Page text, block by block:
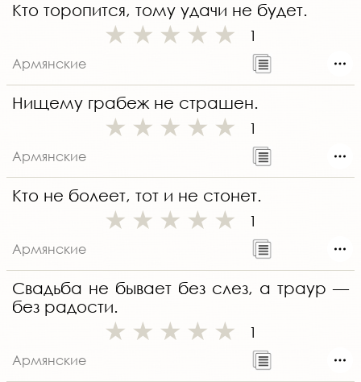
Кто торопится, тому удачи не будет.
1
Армянские
Нищему грабеж не страшен.
1
Армянские
Кто не болеет, тот и не стонет.
1
Армянские
Свадьба не бывает без слез, а траур —
без радости.
1
Армянские